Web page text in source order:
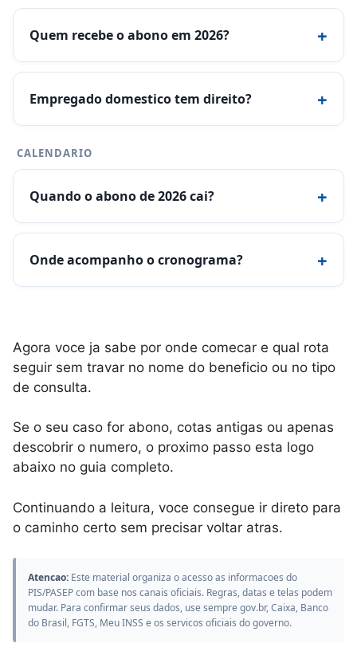
Quem recebe o abono em 2026? +
Empregado domestico tem direito? +
CALENDARIO
Quando o abono de 2026 cai? +
Onde acompanho o cronograma? +
Agora voce ja sabe por onde comecar e qual rota
seguir sem travar no nome do beneficio ou no tipo
de consulta.
Se o seu caso for abono, cotas antigas ou apenas
descobrir o numero, o proximo passo esta logo
abaixo no guia completo.
Continuando a leitura, voce consegue ir direto para
o caminho certo sem precisar voltar atras.
Atencao: Este material organiza o acesso as informacoes do
PIS/PASEP com base nos canais oficiais. Regras, datas e telas podem
mudar. Para confirmar seus dados, use sempre gov.br, Caixa, Banco
do Brasil, FGTS, Meu INSS e os servicos oficiais do governo.